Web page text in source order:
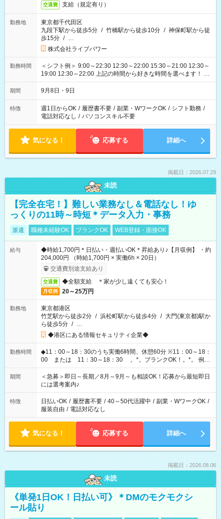
交通費 支給（規定有り）
勤務地
東京都千代田区
九段下駅から徒歩5分 / 竹橋駅から徒歩10分 / 神保町駅から徒
歩15分 / …
株式会社ライブパワー
勤務時間
＜シフト例＞ 9:00～22:30 12:30～22:00 15:30～21:00 12:30～
19:00 12:30～22:00 上記の時間から好きな時間を選べます！ ※
時間は変更となる可能性があります
期間 9月8日・9日
特徴 週1日からOK / 履歴書不要 / 副業・WワークOK / シフト勤務 /
電話対応なし / パソコンスキル不要
気になる！ 応募する 詳細へ
掲載日：2026.07.29
未読
【完全在宅！】難しい業務なし＆電話なし！ゆ
っくりの11時～時短＊データ入力・事務
派遣 職種未経験OK ブランクOK WEB登録・面接OK
給与
◆時給1,700円＊日払い・週払いOK＊昇給あり♪【月収例】 ・約
204,000円 （時給1,700円 × 実働6h × 20日）
交通費別途支給あり
交通費 ◆全額支給 ＊家が少し遠くても安心！
月収例 20～25万円
勤務地
東京都港区
竹芝駅から徒歩2分 / 浜松町駅から徒歩4分 / 大門(東京都)駅か
ら徒歩5分 / …
◆港区にある情報セキュリティ企業◆
勤務時間
◆11：00～18：30のうち実働6時間、休憩60分 ※11：00～18：
00 または 11：30～18：30 。*。ブランクOK！。*。 例え
ば前職が、 在宅/財団法人/事務/コールセンター/受付/販売/カフェ
スタッフ スイーツ販売/ホテルフロント/化粧品販売/など 様々な
業界から入社して活躍されています♪
期間
＜急募＞即日～長期／8月～9月～も相談OK！応募から最短即日
には選考案内♪
特徴 日払いOK / 履歴書不要 / 40～50代活躍中 / 副業・WワークOK /
服装自由 / 電話対応なし
気になる！ 応募する 詳細へ
掲載日：2026.08.06
未読
《単発1日OK！日払い可》＊DMのモクモクシ
ール貼り